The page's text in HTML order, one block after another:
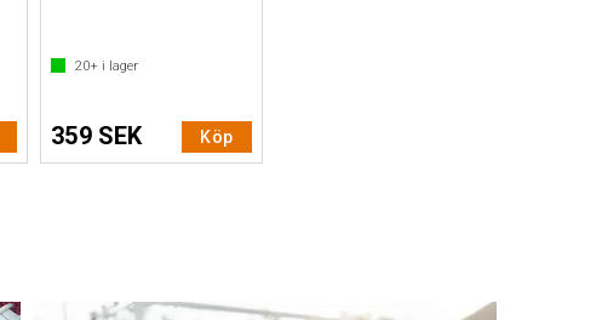
20+ i lager
359 SEK Köp